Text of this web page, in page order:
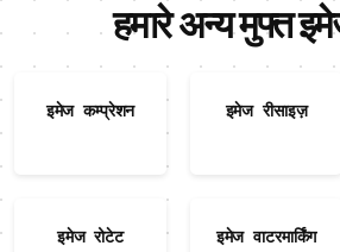
हमारे अन्य मुफ्त
इमेज कम्प्रेशन इमेज रीसाइज़
इमेज रोटेट इमेज वाटरमार्किंग